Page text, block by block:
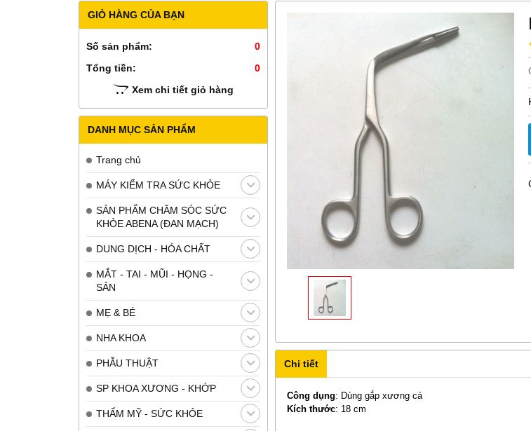
GIỎ HÀNG CỦA BẠN
Số sản phẩm:
0
Tổng tiền:
0
Xem chi tiết giỏ hàng
DANH MỤC SẢN PHẨM
Trang chủ
MÁY KIỂM TRA SỨC KHỎE
SẢN PHẨM CHĂM SÓC SỨC
KHỎE ABENA (ĐAN MẠCH)
DUNG DỊCH - HÓA CHẤT
MẮT - TAI - MŨI - HỌNG -
SẢN
MẸ & BÉ
NHA KHOA
PHẪU THUẬT
SP KHOA XƯƠNG - KHỚP
THẨM MỸ - SỨC KHỎE
Chi tiết
Công dụng: Dùng gắp xương cá
Kích thước: 18 cm